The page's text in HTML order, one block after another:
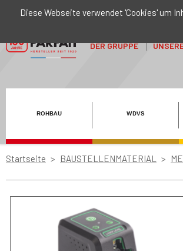
DER GRUPPE
ROHBAU WDVS
Startseite BAUSTELLENMATERIAL
Diese Webseite verwendet 'Cookies' um